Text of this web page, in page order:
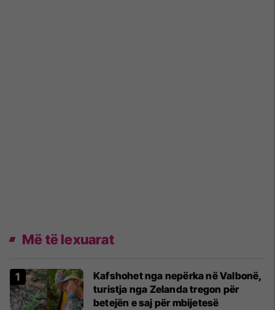
Më të lexuarat
Kafshohet nga nepërka në Valbonë,
turistja nga Zelanda tregon për
betejën e saj për mbijetesë